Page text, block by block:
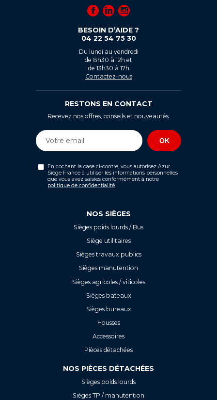
BESOIN D’AIDE ?
04 22 54 75 30
Du lundi au vendredi
de 8h30 à 12h et
de 13h30 à 17h
Contactez-nous
RESTONS EN CONTACT
Recevez nos offres, conseils et nouveautés.
En cochant la case ci-contre, vous autorisez Azur
Siège France à utiliser les informations personnelles
que vous avez saisies conformément à notre
politique de confidentialité.
NOS SIÈGES
Sièges poids lourds / Bus
Siège utilitaires
Sièges travaux publics
Sièges manutention
Sièges agricoles / viticoles
Sièges bateaux
Sièges bureaux
Housses
Accessoires
Pièces détachées
NOS PIÈCES DÉTACHÉES
Sièges poids lourds
Sièges TP / manutention